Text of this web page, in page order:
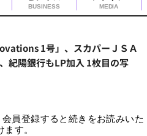
BUSINESS MEDIA
1号」、スカパーＪＳＡ
紀陽銀行もLP加入 1枚目の写
員登録すると続きをお読みいた
ます。